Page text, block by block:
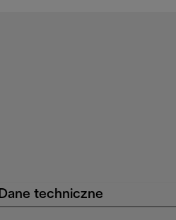
Dane techniczne